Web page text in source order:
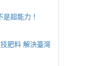
超能力！
肥料 解決臺灣